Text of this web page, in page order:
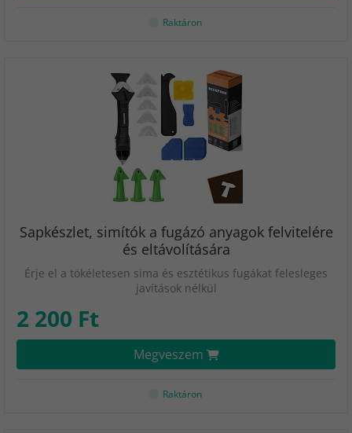
Raktáron
Sapkészlet, simítók a fugázó anyagok felvitelére
és eltávolítására
Érje el a tökéletesen sima és esztétikus fugákat felesleges
javítások nélkül
2 200 Ft
Megveszem
Raktáron